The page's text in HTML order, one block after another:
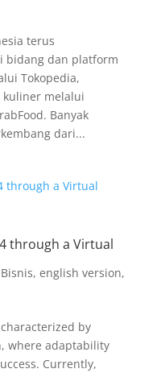
terus
bidang dan platform
Tokopedia,
kuliner melalui
Banyak
dari...
through a Virtual
Bisnis, english version,
by
where adaptability
Currently,